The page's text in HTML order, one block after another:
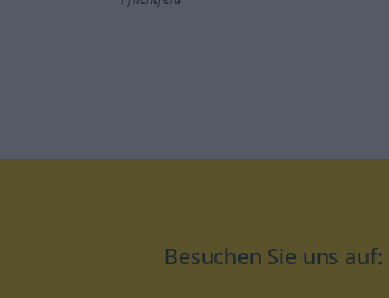
Besuchen Sie uns auf: